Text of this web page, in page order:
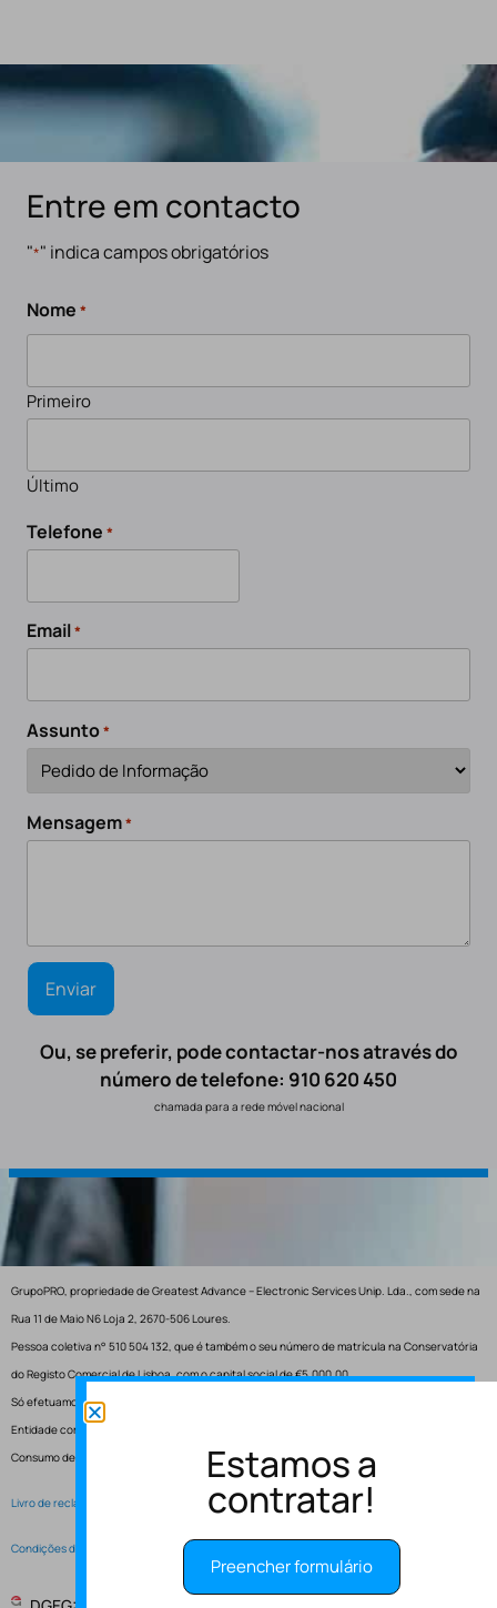
Entre em contacto
"*" indica campos obrigatórios
Nome *
Primeiro
Último
Telefone *
Email*
Assunto*
Mensagem*
Ou, se preferir, pode contactar-nos através do
número de telefone: 910 620 450
chamada para a rede móvel nacional
GrupoPRO, propriedade de Greatest Advance – Electronic Services Unip. Lda., com sede na
Rua 11 de Maio N6 Loja 2, 2670-506 Loures.
Pessoa coletiva n° 510 504 132, que é também o seu número de matrícula na Conservatória
do Registo Comercial de Lisboa, com o capital social de €5.000,00.
Só efetuamos entregas em Portugal.
Entidade competente para resolução de conflitos – Centro de Arbitragem de Conflitos de
Consumo de Lisboa.
Livro de reclamações electrónico
Condições de Serviço
Estamos a
contratar!
Preencher formulário